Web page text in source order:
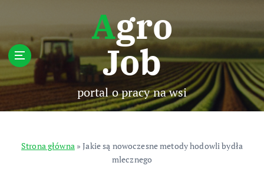
p
t
c
n
Agro
Job
portal o pracy na wsi
Strona główna»Jakie są nowoczesne metody hodowli bydła
mlecznego